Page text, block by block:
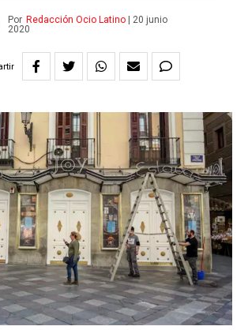
Por Redacción Ocio Latino|
20 junio
2020